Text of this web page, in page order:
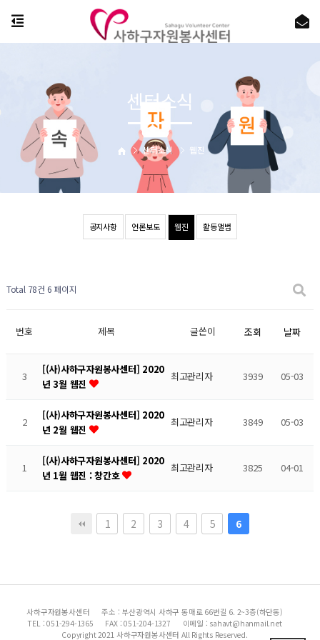
공지사항 언론보도 웹진 활동앨범
센터소식 웹진
센터소식
Total 78건 6 페이지
번호 제목 글쓴이 조회 날짜
3
[(사)사하구자원봉사센터] 2020
년 3월 웹진
최고관리자 3939 05-03
2
[(사)사하구자원봉사센터] 2020
년 2월 웹진
최고관리자 3849 05-03
1
[(사)사하구자원봉사센터] 2020
년 1월 웹진 : 창간호
최고관리자 3825 04-01
1 2 3 4 5 6
사하구자원봉사센터
주소 : 부산광역시 사하구 동매로 66번길 6. 2~3층(하단동)
TEL : 051-294-1365
FAX : 051-204-1327
이메일 : sahavt@hanmail.net
Copyright 2021 사하구자원봉사센터 All Rights Reserved.